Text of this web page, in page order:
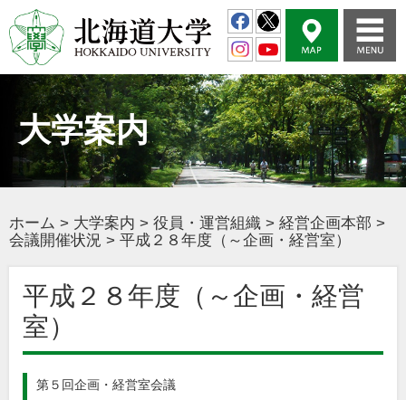
大学案内
ホーム > 大学案内 > 役員・運営組織 > 経営企画本部 >
会議開催状況 > 平成２８年度（～企画・経営室）
平成２８年度（～企画・経営
室）
第５回企画・経営室会議